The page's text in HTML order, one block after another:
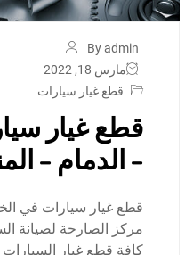
By admin
مارس 18, 2022
قطع غيار سيارات
قطع غيار
– الدمام –
قطع غيار سيارات في
مركز الصارحة لصيانة
كافة قطع غيار السيارات